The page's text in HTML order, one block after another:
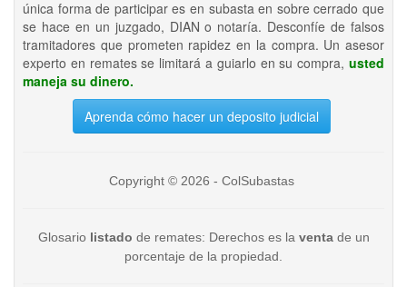
única forma de participar es en subasta en sobre cerrado que
se hace en un juzgado, DIAN o notaría. Desconfíe de falsos
tramitadores que prometen rapidez en la compra. Un asesor
experto en remates se limitará a guiarlo en su compra, usted
maneja su dinero.
Aprenda cómo hacer un deposito judicial
Copyright © 2026 - ColSubastas
Glosario listado de remates: Derechos es la ventade un
porcentaje de la propiedad.